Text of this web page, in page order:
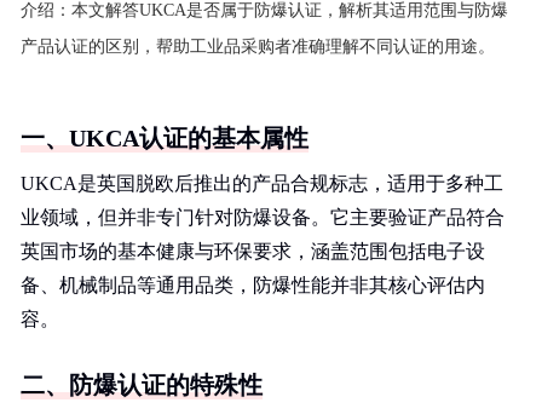
介绍： 本文解答UKCA是否属于防爆认证，解析其适用范围与防爆
产品认证的区别，帮助工业品采购者准确理解不同认证的用途。
一、UKCA认证的基本属性
UKCA是英国脱欧后推出的产品合规标志，适用于多种工
业领域，但并非专门针对防爆设备。它主要验证产品符合
英国市场的基本健康与环保要求，涵盖范围包括电子设
备、机械制品等通用品类，防爆性能并非其核心评估内
容。
二、防爆认证的特殊性